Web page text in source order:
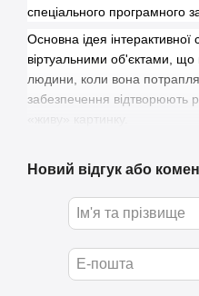
спеціального програмного
Основна ідея
віртуальними об'єктами, що
людини, коли вона
забезпечення відтворюють
Висока роздільна здатність
Новий відгук або